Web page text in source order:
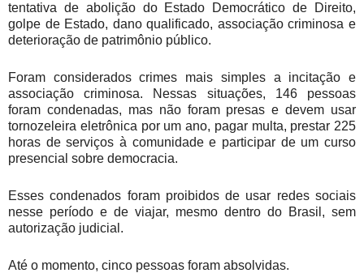
tentativa de abolição do Estado Democrático de Direito,
golpe de Estado, dano qualificado, associação criminosa e
deterioração de patrimônio público.
Foram considerados crimes mais simples a incitação e
associação criminosa. Nessas situações, 146 pessoas
foram condenadas, mas não foram presas e devem usar
tornozeleira eletrônica por um ano, pagar multa, prestar 225
horas de serviços à comunidade e participar de um curso
presencial sobre democracia.
Esses condenados foram proibidos de usar redes sociais
nesse período e de viajar, mesmo dentro do Brasil, sem
autorização judicial.
Até o momento, cinco pessoas foram absolvidas.